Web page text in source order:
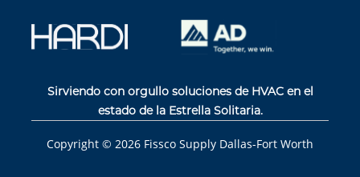
Sirviendo con orgullo soluciones de HVAC en el
estado de la Estrella Solitaria.
Copyright © 2026 Fissco Supply Dallas-Fort Worth